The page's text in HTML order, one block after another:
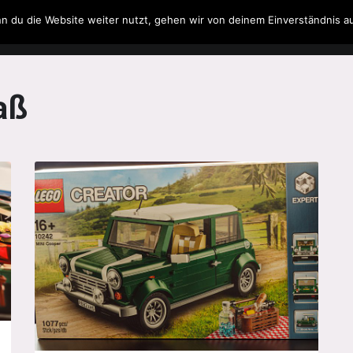
Filme & Serien Musik Spielzeug Literatur
du die Website weiter nutzt, gehen wir von deinem Einverständnis